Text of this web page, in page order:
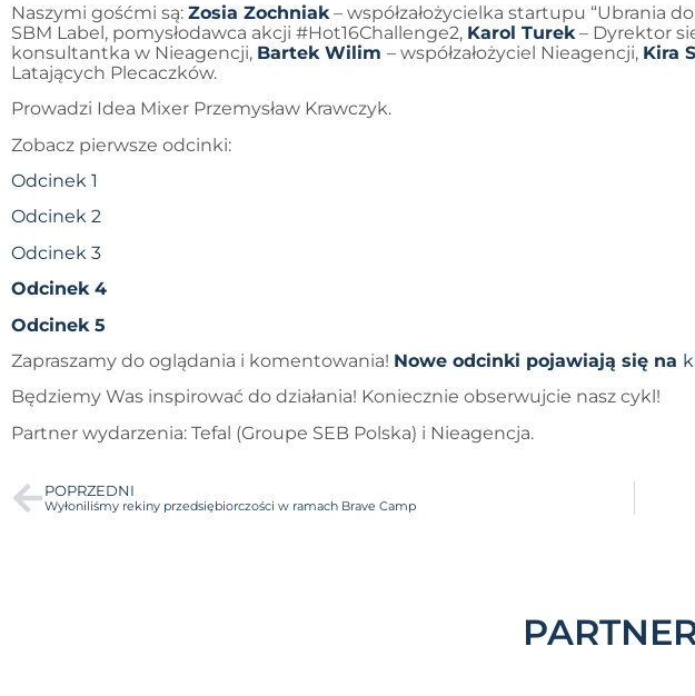
Naszymi gośćmi są: Zosia Zochniak – współzałożycielka startupu “Ubrania
SBM Label, pomysłodawca akcji #Hot16Challenge2, Karol Turek – Dyrektor
konsultantka w Nieagencji, Bartek Wilim – współzałożyciel Nieagencji, Kira
Latających Plecaczków.
Prowadzi Idea Mixer Przemysław Krawczyk.
Zobacz pierwsze odcinki:
Odcinek 1
Odcinek 2
Odcinek 3
Odcinek 4
Odcinek 5
Zapraszamy do oglądania i komentowania! Nowe odcinki pojawiają się na
Będziemy Was inspirować do działania! Koniecznie obserwujcie nasz cykl!
Partner wydarzenia: Tefal (Groupe SEB Polska) i Nieagencja.
POPRZEDNI
Wyłoniliśmy rekiny przedsiębiorczości w ramach Brave Camp